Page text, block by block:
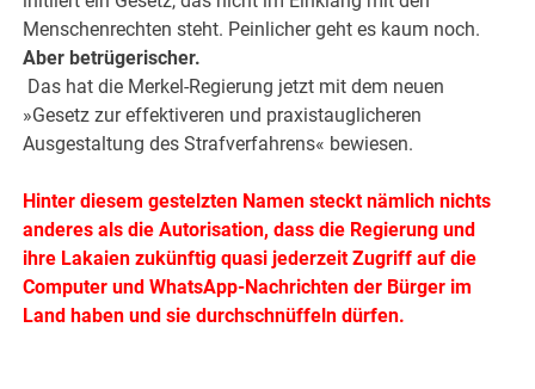
Menschenrechten steht. Peinlicher geht es kaum noch.
Aber betrügerischer.
Das hat die Merkel-Regierung jetzt mit dem neuen
»Gesetz zur effektiveren und praxistauglicheren
Ausgestaltung des Strafverfahrens« bewiesen.
Hinter diesem gestelzten Namen steckt nämlich nichts
anderes als die Autorisation, dass die Regierung und
ihre Lakaien zukünftig quasi jederzeit Zugriff auf die
Computer und WhatsApp-Nachrichten der Bürger im
Land haben und sie durchschnüffeln dürfen.